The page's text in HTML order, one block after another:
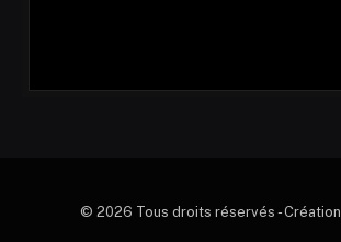
© 2026 Tous droits réservés - Création